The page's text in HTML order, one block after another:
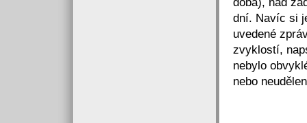
dní. Navíc si
uvedené
zvyklostí,
nebylo
nebo